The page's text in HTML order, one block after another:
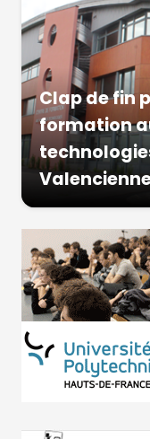
Clap de fin
formation